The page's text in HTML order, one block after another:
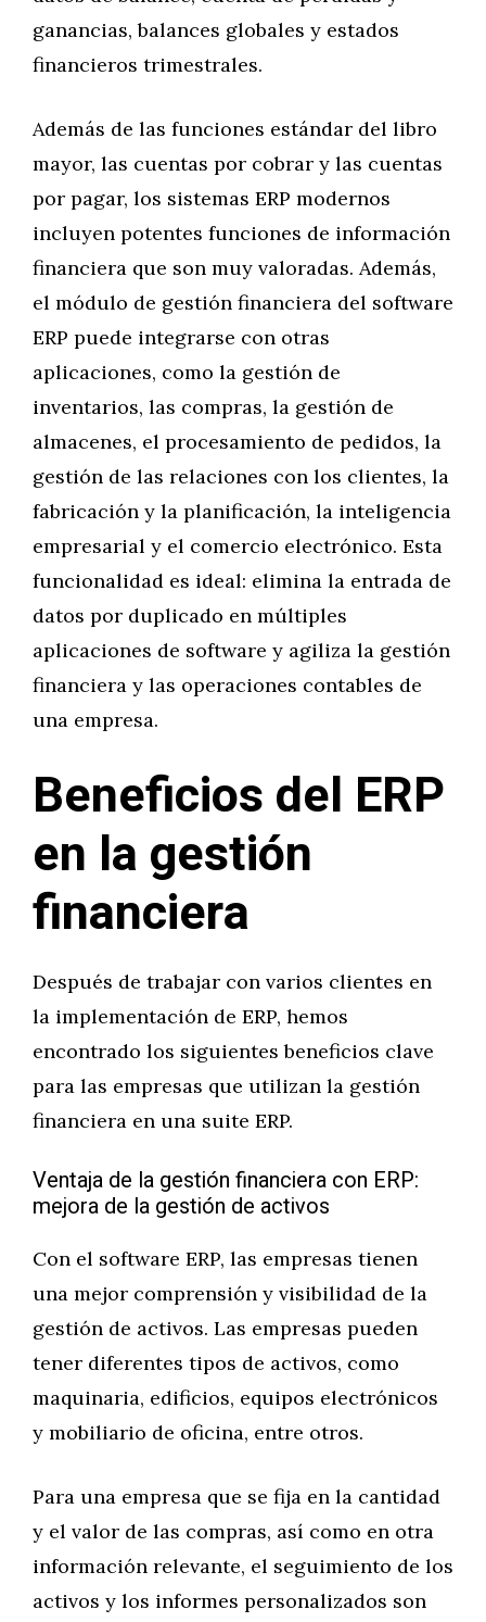
ganancias, balances globales y estados
financieros trimestrales.
Además de las funciones estándar del libro
mayor, las cuentas por cobrar y las cuentas
por pagar, los sistemas ERP modernos
incluyen potentes funciones de información
financiera que son muy valoradas. Además,
el módulo de gestión financiera del software
ERP puede integrarse con otras
aplicaciones, como la gestión de
inventarios, las compras, la gestión de
almacenes, el procesamiento de pedidos, la
gestión de las relaciones con los clientes, la
fabricación y la planificación, la inteligencia
empresarial y el comercio electrónico. Esta
funcionalidad es ideal: elimina la entrada de
datos por duplicado en múltiples
aplicaciones de software y agiliza la gestión
financiera y las operaciones contables de
una empresa.
Beneficios del ERP
en la gestión
financiera
Después de trabajar con varios clientes en
la implementación de ERP, hemos
encontrado los siguientes beneficios clave
para las empresas que utilizan la gestión
financiera en una suite ERP.
Ventaja de la gestión financiera con ERP:
mejora de la gestión de activos
Con el software ERP, las empresas tienen
una mejor comprensión y visibilidad de la
gestión de activos. Las empresas pueden
tener diferentes tipos de activos, como
maquinaria, edificios, equipos electrónicos
y mobiliario de oficina, entre otros.
Para una empresa que se fija en la cantidad
y el valor de las compras, así como en otra
información relevante, el seguimiento de los
activos y los informes personalizados son